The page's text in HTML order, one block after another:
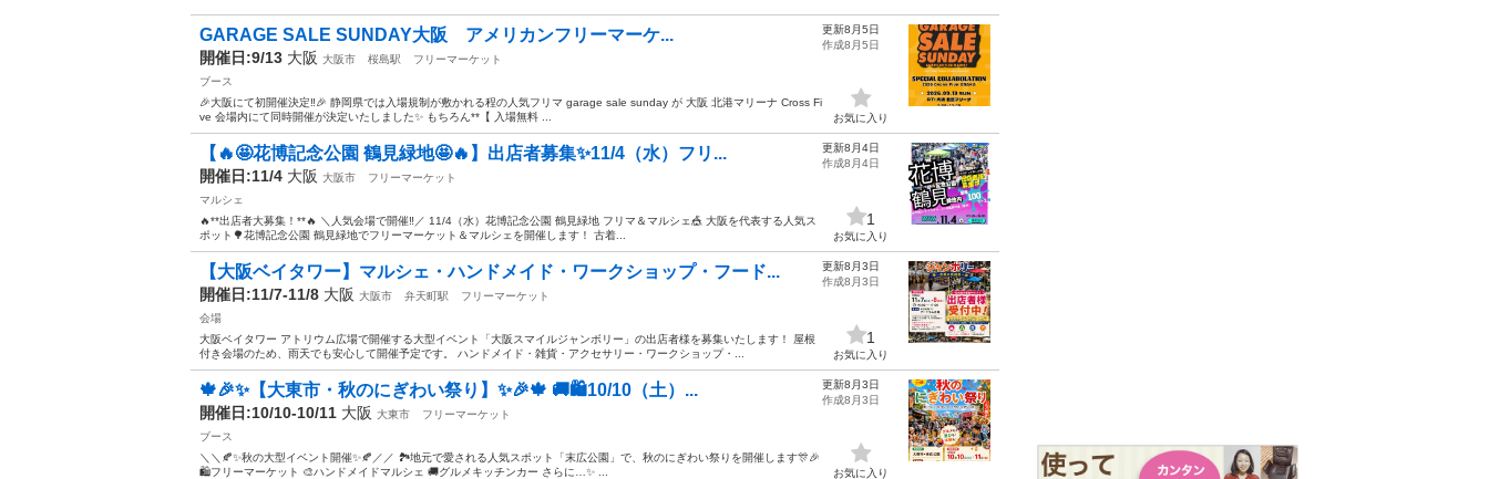
GARAGE SALE SUNDAY大阪 アメリカンフリーマーケ...
開催日:9/13 大阪 大阪市 桜島駅
フリーマーケット
ブース
🎉大阪にて初開催決定‼️🎉 静岡県では入場規制が敷かれる程の人気フリマ garage sale sunday が 大阪 北港マリーナ Cross Fi
ve 会場内にて同時開催が決定いたしました✨ もちろん**【 入場無料 ...
更新8月5日
作成8月5日
お気に入り
【🔥🤩花博記念公園 鶴見緑地🤩🔥】出店者募集✨11/4（水）フリ...
開催日:11/4 大阪 大阪市
フリーマーケット
マルシェ
🔥**出店者大募集！**🔥 ＼人気会場で開催‼️／ 11/4（水）花博記念公園 鶴見緑地 フリマ＆マルシェ🎪 大阪を代表する人気ス
ポット🌳花博記念公園 鶴見緑地でフリーマーケット＆マルシェを開催します！ 古着...
更新8月4日
作成8月4日
1
お気に入り
【大阪ベイタワー】マルシェ・ハンドメイド・ワークショップ・フード...
開催日:11/7-11/8 大阪 大阪市 弁天町駅
フリーマーケット
会場
大阪ベイタワー アトリウム広場で開催する大型イベント「大阪スマイルジャンボリー」の出店者様を募集いたします！ 屋根
付き会場のため、雨天でも安心して開催予定です。 ハンドメイド・雑貨・アクセサリー・ワークショップ・...
更新8月3日
作成8月3日
1
お気に入り
🍁🎉✨【大東市・秋のにぎわい祭り】✨🎉🍁 🚚🛍️10/10（土）...
開催日:10/10-10/11 大阪 大東市
フリーマーケット
ブース
＼＼🍂✨秋の大型イベント開催✨🍂／／ 🏞️地元で愛される人気スポット「末広公園」で、秋のにぎわい祭りを開催します🎊🎉
🛍️フリーマーケット 🎨ハンドメイドマルシェ 🚚グルメキッチンカー さらに…✨ ...
更新8月3日
作成8月3日
お気に入り